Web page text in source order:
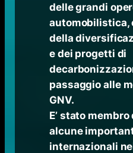
delle grandi
automobilistica,
della
e dei progetti di
passaggio alle
GNV.
E’ stato
alcune
internazionali